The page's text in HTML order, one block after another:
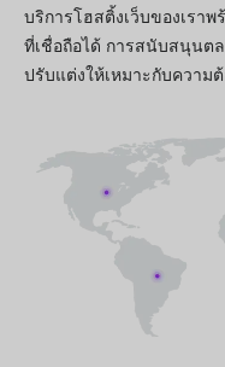
บริการโฮสติ้งเว็บของเรา
ที่เชื่อถือได้ การสนับสนุนต
ปรับแต่งให้เหมาะกับความ